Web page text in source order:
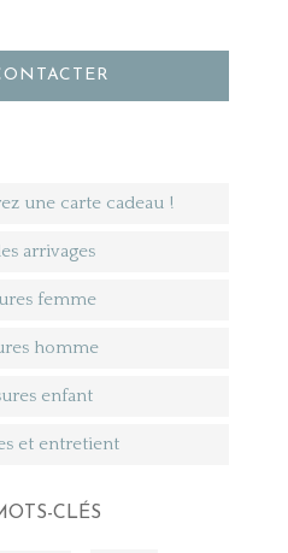
une carte cadeau !
arrivages
femme
homme
enfant
et entretient
CLÉS